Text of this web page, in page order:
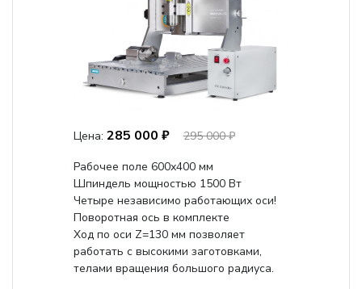
Цена: 285 000 ₽
295 000 ₽
Рабочее поле 600х400 мм
Шпиндель мощностью 1500 Вт
Четыре независимо работающих оси!
Поворотная ось в комплекте
Ход по оси Z=130 мм позволяет
работать с высокими заготовками,
телами вращения большого радиуса.